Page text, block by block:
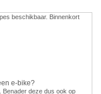
beschikbaar. Binnenkort
e-bike?
Benader deze dus ook op